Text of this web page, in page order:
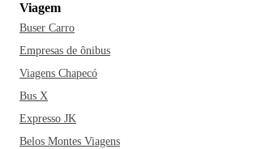
Viagem
Buser Carro
Empresas de ônibus
Viagens Chapecó
Bus X
Expresso JK
Belos Montes Viagens